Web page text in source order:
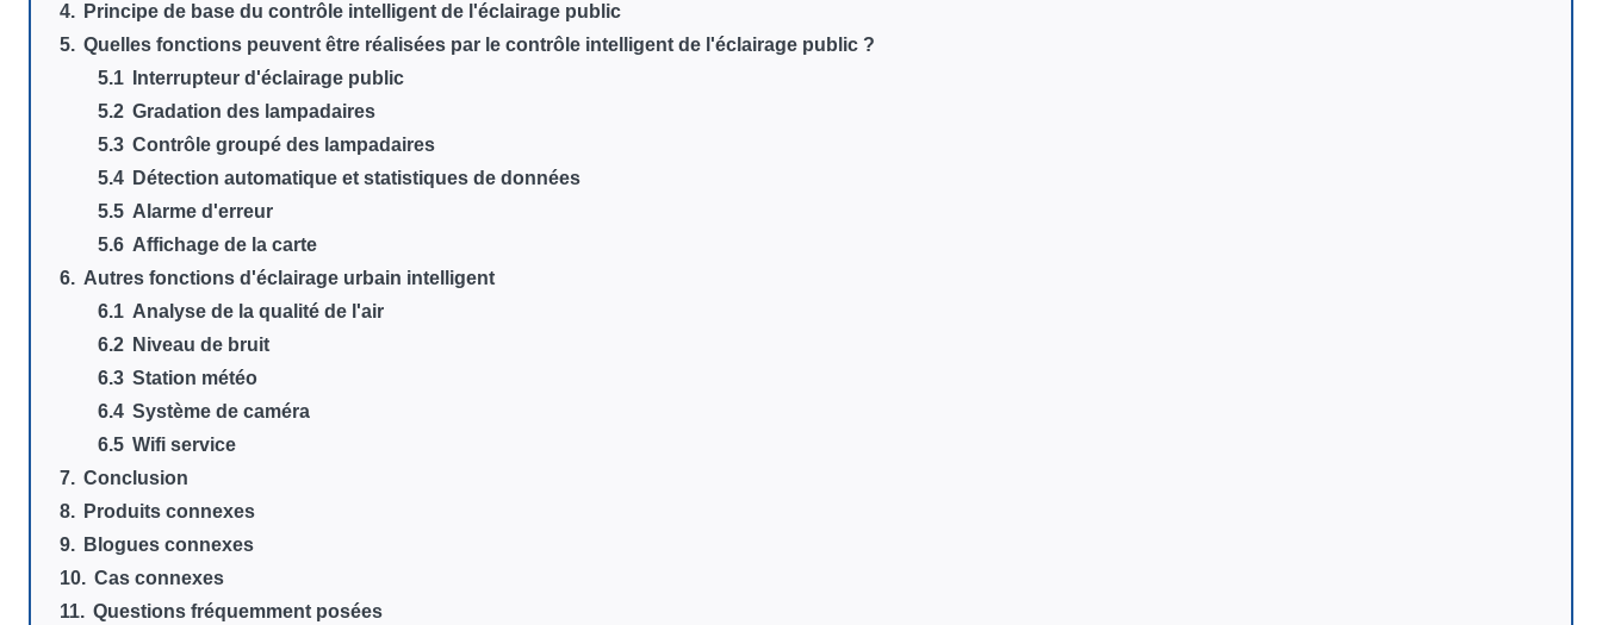
Principe de base du contrôle intelligent de l'éclairage public
Quelles fonctions peuvent être réalisées par le contrôle intelligent de l'éclairage public ?
Interrupteur d'éclairage public
Gradation des lampadaires
Contrôle groupé des lampadaires
Détection automatique et statistiques de données
Alarme d'erreur
Affichage de la carte
Autres fonctions d'éclairage urbain intelligent
Analyse de la qualité de l'air
Niveau de bruit
Station météo
Système de caméra
Wifi service
Conclusion
Produits connexes
Blogues connexes
Cas connexes
Questions fréquemment posées